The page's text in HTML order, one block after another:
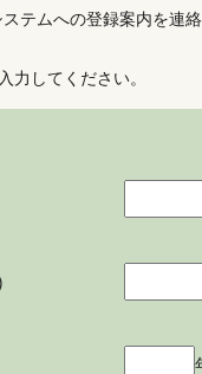
への登録案内を連絡さ
力してください。
)